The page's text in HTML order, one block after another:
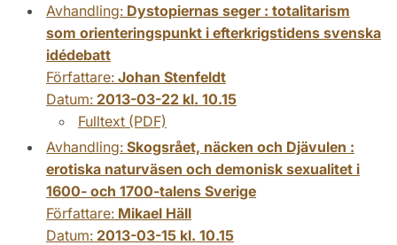
Avhandling: Dystopiernas seger : totalitarism
som orienteringspunkt i efterkrigstidens svenska
idédebatt
Författare: Johan Stenfeldt
Datum: 2013-03-22 kl. 10.15
Fulltext (PDF)
Avhandling: Skogsrået, näcken och Djävulen :
erotiska naturväsen och demonisk sexualitet i
1600- och 1700-talens Sverige
Författare: Mikael Häll
Datum: 2013-03-15 kl. 10.15